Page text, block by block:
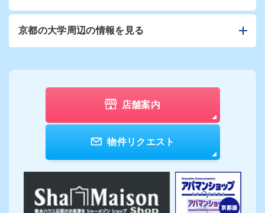
京都の大学周辺の情報を見る
店舗案内
物件リクエスト